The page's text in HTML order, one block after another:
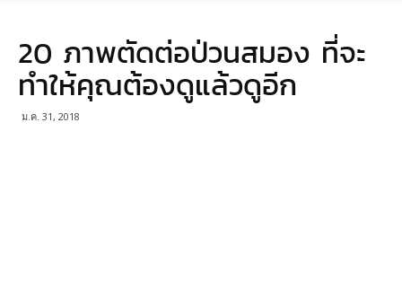
มายา
20 ภาพตัดต่อป่วนสมอง ที่จะ
ทำให้คุณต้องดูแล้วดูอีก
ม.ค. 31, 2018